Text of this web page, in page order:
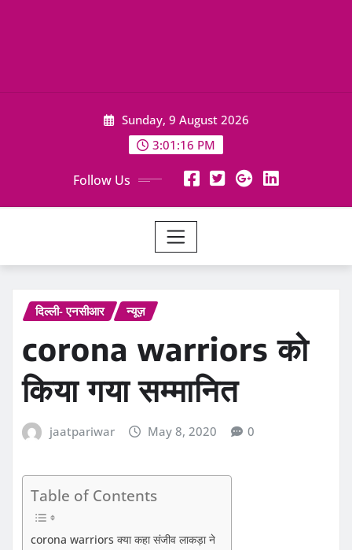
Sunday, 9 August 2026
3:01:18 PM
Follow Us
दिल्ली- एनसीआर न्यूज़
corona warriors को
किया गया सम्मानित
jaatpariwar May 8, 2020 0
Table of Contents
corona warriors क्या कहा संजीव लाकड़ा ने